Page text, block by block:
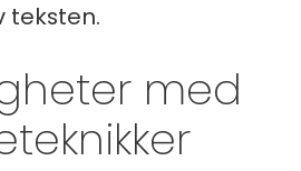
teksten.
med